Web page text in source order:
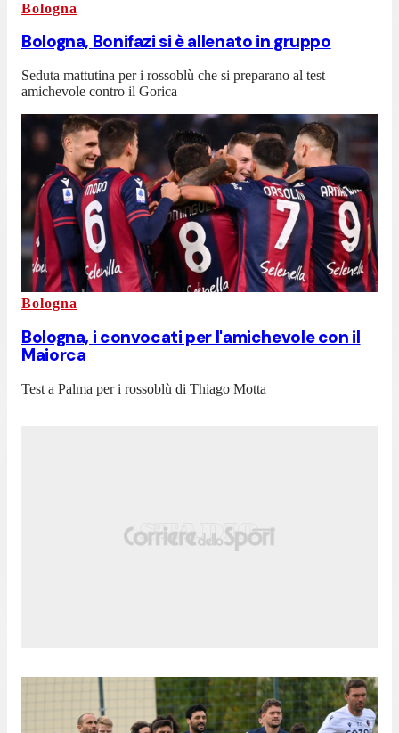
Bologna
Bologna, Bonifazi si è allenato in gruppo
Seduta mattutina per i rossoblù che si preparano al test
amichevole contro il Gorica
Bologna
Bologna, i convocati per l'amichevole con il
Maiorca
Test a Palma per i rossoblù di Thiago Motta